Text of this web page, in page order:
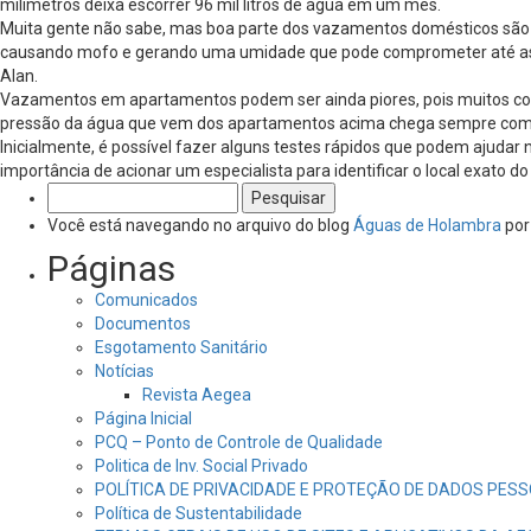
milímetros deixa escorrer 96 mil litros de água em um mês.
Muita gente não sabe, mas boa parte dos vazamentos domésticos
causando mofo e gerando uma umidade que pode comprometer até
Alan.
Vazamentos em apartamentos podem ser ainda piores, pois muitos
pressão da água que vem dos apartamentos acima chega sempre
Inicialmente, é possível fazer alguns testes rápidos que podem
importância de acionar um especialista para identificar o local exato
por:
Você está navegando no arquivo do blog Águas de Holambra
Páginas
Comunicados
Documentos
Esgotamento Sanitário
Notícias
Revista Aegea
Página Inicial
PCQ – Ponto de Controle de Qualidade
Politica de Inv. Social Privado
POLÍTICA DE PRIVACIDADE E PROTEÇÃO DE DADOS
Política de Sustentabilidade